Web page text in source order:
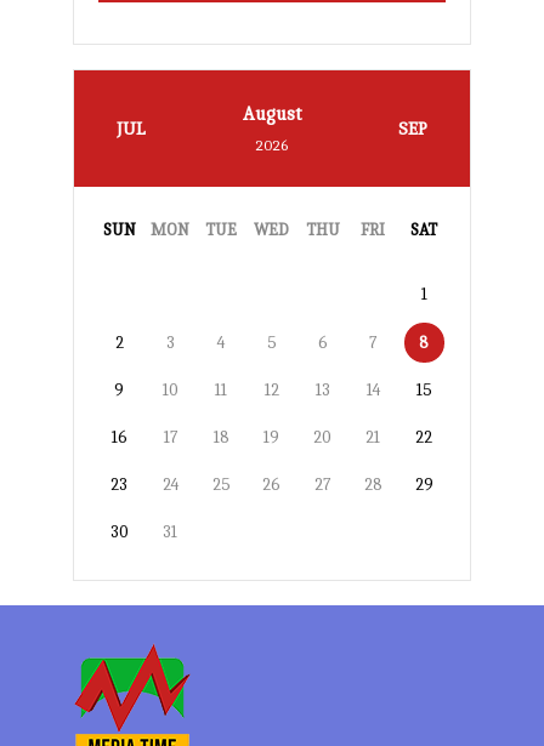
JUL
August
2026
SEP
SUN MON TUE WED THU FRI SAT
1
2 3 4 5 6 7 8
9 10 11 12 13 14 15
16 17 18 19 20 21 22
23 24 25 26 27 28 29
30 31